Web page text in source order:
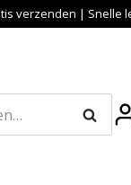
verzenden | Snelle